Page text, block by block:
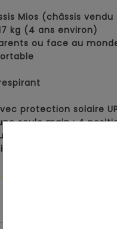
Mios (châssis
kg (4 ans environ)
ou face au
protection solaire
seule main : 4
: 94 x 50 x 98 cm
: 75 x 50 x 33 cm